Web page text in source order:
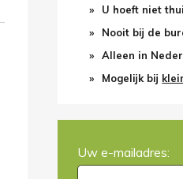
U hoeft niet
Nooit bij de
Alleen in
Mogelijk bij
Uw e-mailadres: